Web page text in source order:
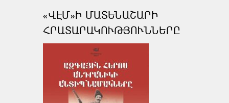
«ՎԷՄ»Ի ՄԱՏԵՆԱՇԱՐԻ
ՀՐԱՏԱՐԱԿՈՒԹՅՈՒՆՆԵՐԸ